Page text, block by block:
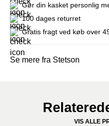
Gør din kasket personlig
100 dages returret
Gratis fragt ved køb over
Se mere fra Stetson
VIS ALLE